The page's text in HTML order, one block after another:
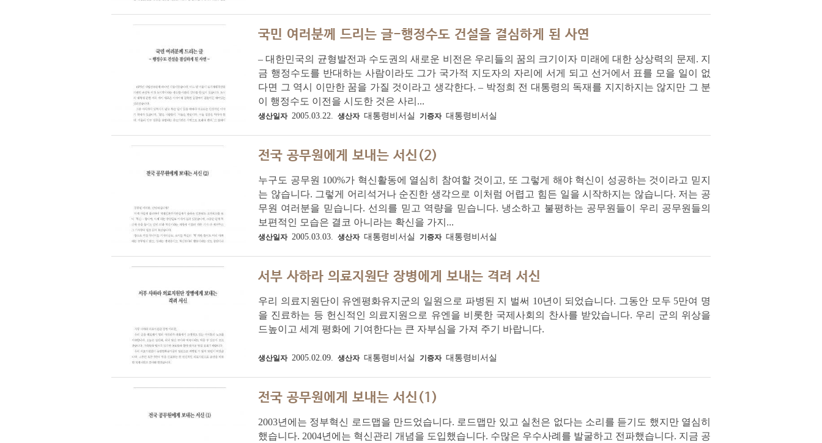
국민 여러분께 드리는 글-행정수도 건설을 결심하게 된 사연
– 대한민국의 균형발전과 수도권의 새로운 비전은 우리들의 꿈의 크기이자 미래에 대한 상상력의 문제. 지
금 행정수도를 반대하는 사람이라도 그가 국가적 지도자의 자리에 서게 되고 선거에서 표를 모을 일이 없
다면 그 역시 이만한 꿈을 가질 것이라고 생각한다. – 박정희 전 대통령의 독재를 지지하지는 않지만 그 분
이 행정수도 이전을 시도한 것은 사리...
생산일자 2005.03.22. 생산자 대통령비서실 기증자 대통령비서실
전국 공무원에게 보내는 서신(2)
누구도 공무원 100%가 혁신활동에 열심히 참여할 것이고, 또 그렇게 해야 혁신이 성공하는 것이라고 믿지
는 않습니다. 그렇게 어리석거나 순진한 생각으로 이처럼 어렵고 힘든 일을 시작하지는 않습니다. 저는 공
무원 여러분을 믿습니다. 선의를 믿고 역량을 믿습니다. 냉소하고 불평하는 공무원들이 우리 공무원들의
보편적인 모습은 결코 아니라는 확신을 가지...
생산일자 2005.03.03. 생산자 대통령비서실 기증자 대통령비서실
서부 사하라 의료지원단 장병에게 보내는 격려 서신
우리 의료지원단이 유엔평화유지군의 일원으로 파병된 지 벌써 10년이 되었습니다. 그동안 모두 5만여 명
을 진료하는 등 헌신적인 의료지원으로 유엔을 비롯한 국제사회의 찬사를 받았습니다. 우리 군의 위상을
드높이고 세계 평화에 기여한다는 큰 자부심을 가져 주기 바랍니다.
생산일자 2005.02.09. 생산자 대통령비서실 기증자 대통령비서실
전국 공무원에게 보내는 서신(1)
2003년에는 정부혁신 로드맵을 만드었습니다. 로드맵만 있고 실천은 없다는 소리를 듣기도 했지만 열심히
했습니다. 2004년에는 혁신관리 개념을 도입했습니다. 수많은 우수사례를 발굴하고 전파했습니다. 지금 공